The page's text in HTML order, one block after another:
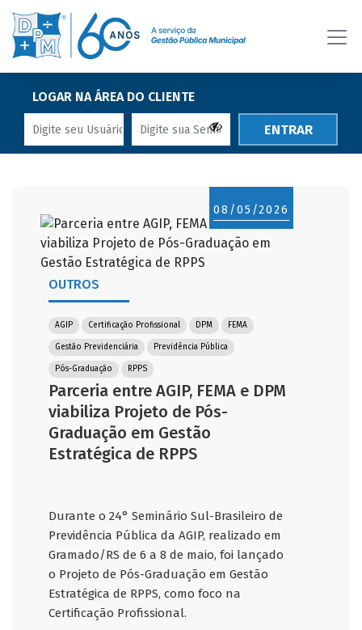
LOGAR NA ÁREA DO CLIENTE
ENTRAR
08/05/2026
OUTROS
AGIP Certificação Profissional DPM FEMA
Gestão Previdenciária Previdência Pública
Pós-Graduação RPPS
Parceria entre AGIP, FEMA e DPM
viabiliza Projeto de Pós-
Graduação em Gestão
Estratégica de RPPS
Durante o 24° Seminário Sul-Brasileiro de
Previdência Pública da AGIP, realizado em
Gramado/RS de 6 a 8 de maio, foi lançado
o Projeto de Pós-Graduação em Gestão
Estratégica de RPPS, como foco na
Certificação Profissional.